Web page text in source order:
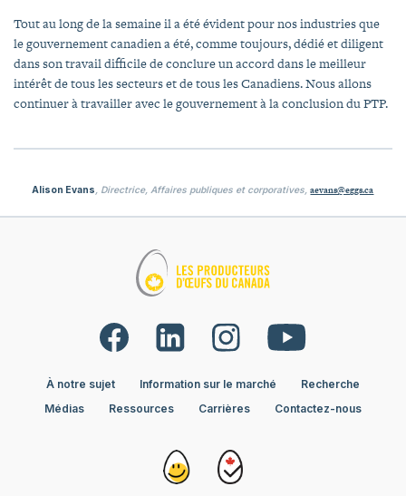
Tout au long de la semaine il a été évident pour nos industries que
le gouvernement canadien a été, comme toujours, dédié et diligent
dans son travail difficile de conclure un accord dans le meilleur
intérêt de tous les secteurs et de tous les Canadiens. Nous allons
continuer à travailler avec le gouvernement à la conclusion du PTP.
Alison Evans, Directrice, Affaires publiques et corporatives,aevans@eggs.ca
À notre sujet Information sur le marché
Recherche
Médias
Ressources Carrières Contactez-nous